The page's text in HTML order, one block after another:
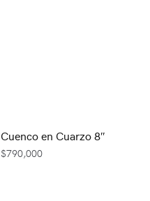
Cuenco en Cuarzo 8″
$790,000